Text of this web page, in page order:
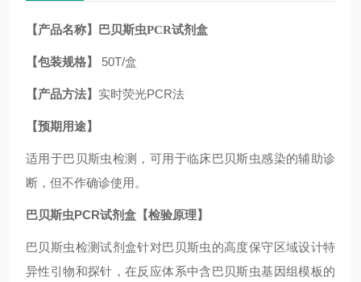
【产品名称】 巴贝斯虫PCR试剂盒
【包装规格】 50T/盒
【产品方法】 实时荧光PCR法
【预期用途】
适用于巴贝斯虫检测，可用于临床巴贝斯虫感染的辅助诊
断，但不作确诊使用。
巴贝斯虫PCR试剂盒 【检验原理】
巴贝斯虫检测试剂盒针对巴贝斯虫的高度保守区域设计特
异性引物和探针，在反应体系中含巴贝斯虫基因组模板的